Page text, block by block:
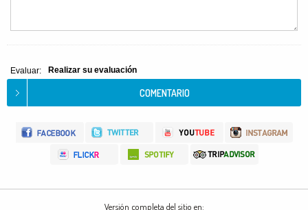
Evaluar: Realizar su evaluación
Versión completa del sitio en: